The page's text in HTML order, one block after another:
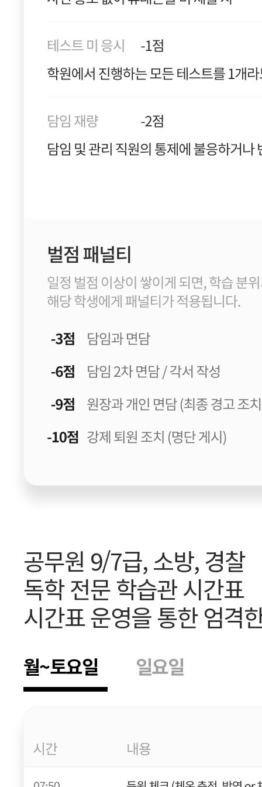
공무원 9/7급, 소방, 경찰
독학 전문 학습관 시간표
시간표 운영을 통한 엄격
월~토요일 일요일